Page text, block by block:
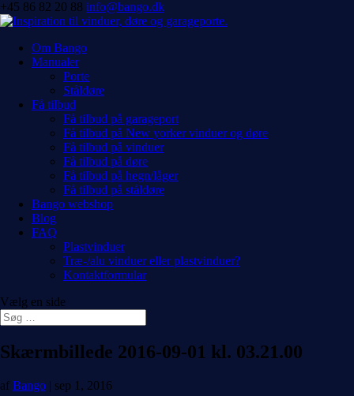
+45 86 82 20 88 info@bango.dk
Om Bango
Manualer
Porte
Ståldøre
Få tilbud
Få tilbud på garageport
Få tilbud på New yorker vinduer og døre
Få tilbud på vinduer
Få tilbud på døre
Få tilbud på hegn/låger
Få tilbud på ståldøre
Bango webshop
Blog
FAQ
Plastvinduer
Træ-/alu vinduer eller plastvinduer?
Kontaktformular
Vælg en side
Skærmbillede 2016-09-01 kl. 03.21.00
af Bango | sep 1, 2016